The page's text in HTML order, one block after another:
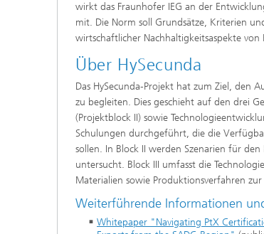
wirkt das Fraunhofer IEG an der
mit. Die Norm soll Grundsätze, Kriterien
wirtschaftlicher Nachhaltigkeitsaspekte
Über HySecunda
Das HySecunda-Projekt hat zum Ziel, den
zu begleiten. Dies geschieht auf den drei
(Projektblock II) sowie
Schulungen durchgeführt, die die
sollen. In Block II werden Szenarien für
untersucht. Block III umfasst die
Materialien sowie Produktionsverfahren
Weiterführende Informationen
Whitepaper "Navigating PtX